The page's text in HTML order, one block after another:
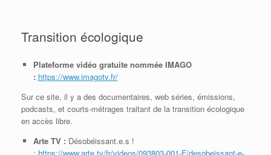
Transition écologique
Plateforme vidéo gratuite nommée IMAGO
: https://www.imagotv.fr/
Sur ce site, il y a des documentaires, web séries, émissions,
podcasts, et courts-métrages traitant de la transition écologique
en accès libre.
Arte TV : Désobéissant.e.s !